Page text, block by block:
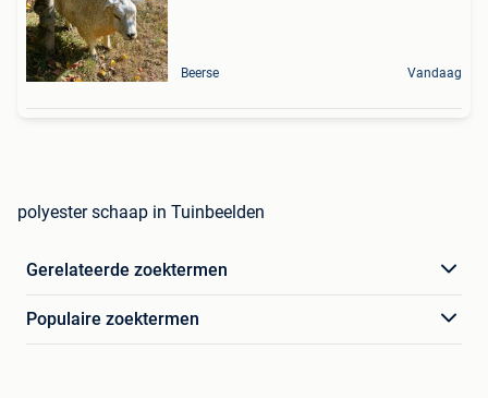
Beerse Vandaag
polyester schaap in Tuinbeelden
Gerelateerde zoektermen
Populaire zoektermen